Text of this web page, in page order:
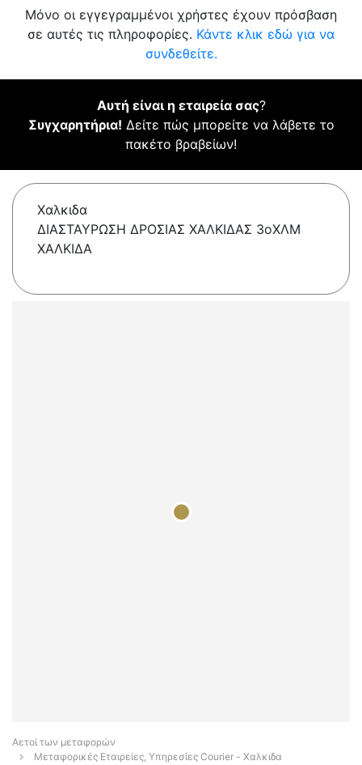
Μόνο οι εγγεγραμμένοι χρήστες έχουν πρόσβαση
σε αυτές τις πληροφορίες. Κάντε κλικ εδώ για να
συνδεθείτε.
Αυτή είναι η εταιρεία σας?
Συγχαρητήρια! Δείτε πώς μπορείτε να λάβετε το
πακέτο βραβείων!
Χαλκιδα
ΔΙΑΣΤΑΥΡΩΣΗ ΔΡΟΣΙΑΣ ΧΑΛΚΙΔΑΣ 3οΧΛΜ
ΧΑΛΚΙΔΑ
Αετοί των μεταφορών
Μεταφορικές Εταιρείες, Υπηρεσίες Courier - Χαλκιδα